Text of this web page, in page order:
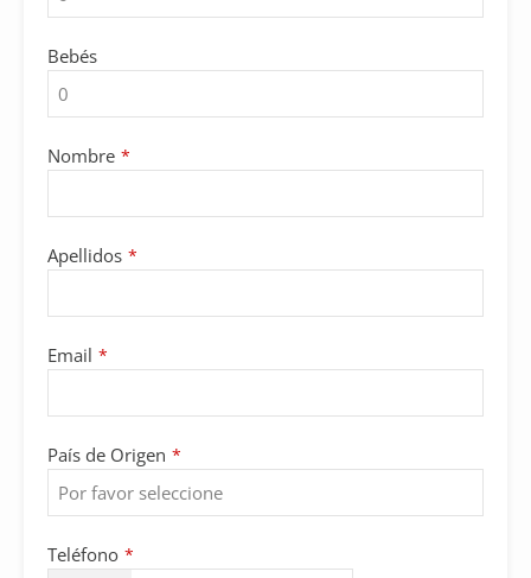
Bebés
Nombre *
Apellidos *
Email *
País de Origen *
Teléfono *